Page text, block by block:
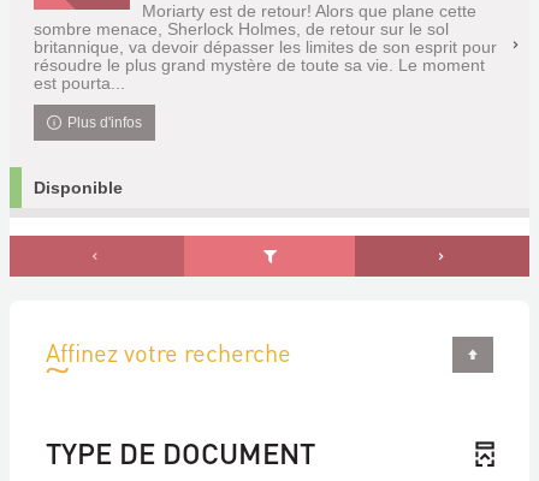
Moriarty est de retour! Alors que plane cette
sombre menace, Sherlock Holmes, de retour sur le sol
britannique, va devoir dépasser les limites de son esprit pour
résoudre le plus grand mystère de toute sa vie. Le moment
est pourta...
Plus d'infos
Disponible
Affinez votre recherche
TYPE DE DOCUMENT